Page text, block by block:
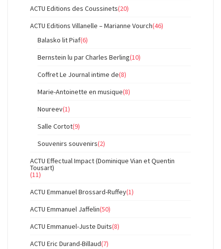
ACTU Editions des Coussinets(20)
ACTU Editions Villanelle – Marianne Vourch(46)
Balasko lit Piaf(6)
Bernstein lu par Charles Berling(10)
Coffret Le Journal intime de(8)
Marie-Antoinette en musique(8)
Noureev(1)
Salle Cortot(9)
Souvenirs souvenirs(2)
ACTU Effectual Impact (Dominique Vian et Quentin
Tousart)
(11)
ACTU Emmanuel Brossard-Ruffey(1)
ACTU Emmanuel Jaffelin(50)
ACTU Emmanuel-Juste Duits(8)
ACTU Eric Durand-Billaud(7)